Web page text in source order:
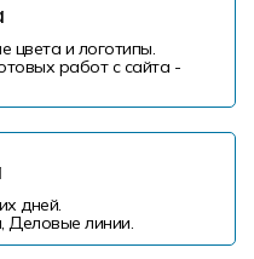
цвета и логотипы.
работ с сайта -
дней.
Деловые линии.